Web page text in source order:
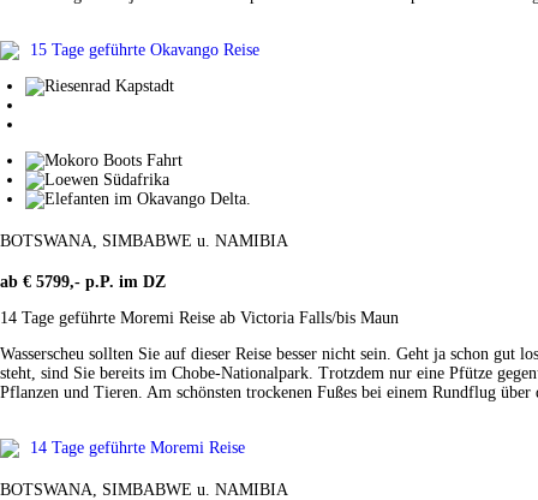
15 Tage geführte Okavango Reise
BOTSWANA, SIMBABWE u. NAMIBIA
ab € 5799,- p.P. im DZ
14 Tage geführte Moremi Reise ab Victoria Falls/bis Maun
Wasserscheu sollten Sie auf dieser Reise besser nicht sein. Geht ja schon
steht, sind Sie bereits im Chobe-Nationalpark. Trotzdem nur eine Pfütze
Pflanzen und Tieren. Am schönsten trockenen Fußes bei einem Rundflug über
14 Tage geführte Moremi Reise
BOTSWANA, SIMBABWE u. NAMIBIA